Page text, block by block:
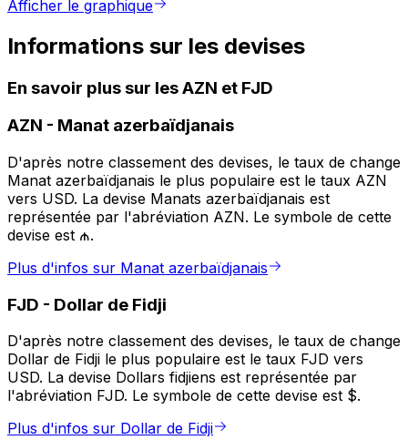
Afficher le graphique
Informations sur les devises
En savoir plus sur les AZN et FJD
AZN - Manat azerbaïdjanais
D'après notre classement des devises, le taux de change
Manat azerbaïdjanais le plus populaire est le taux AZN
vers USD. La devise Manats azerbaïdjanais est
représentée par l'abréviation AZN. Le symbole de cette
devise est ₼.
Plus d'infos sur Manat azerbaïdjanais
FJD - Dollar de Fidji
D'après notre classement des devises, le taux de change
Dollar de Fidji le plus populaire est le taux FJD vers
USD. La devise Dollars fidjiens est représentée par
l'abréviation FJD. Le symbole de cette devise est $.
Plus d'infos sur Dollar de Fidji